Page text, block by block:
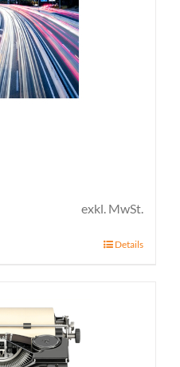
exkl. MwSt.
Details